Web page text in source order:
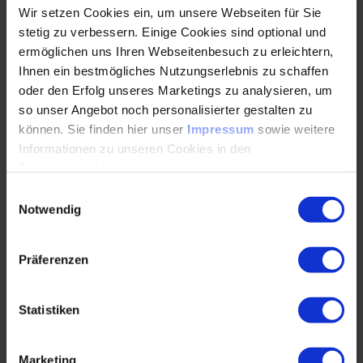
Wir setzen Cookies ein, um unsere Webseiten für Sie
stetig zu verbessern. Einige Cookies sind optional und
ermöglichen uns Ihren Webseitenbesuch zu erleichtern,
Ihnen ein bestmögliches Nutzungserlebnis zu schaffen
oder den Erfolg unseres Marketings zu analysieren, um
so unser Angebot noch personalisierter gestalten zu
können. Sie finden hier unser Impressum sowie weitere
Informationen zu unseren Cookies in den
Notwendig
Präferenzen
Statistiken
Marketing
und Industrie 4.0. Der hohe Vernetzungsgrad der
Industrial…
Der Digitale Zwilling – Weg zu einer höheren
industriellen Wertschöpfung
23.08.2023
Produktbezogene Daten und Modelle sind
Insbesondere im Engineering…
WEITERLESEN